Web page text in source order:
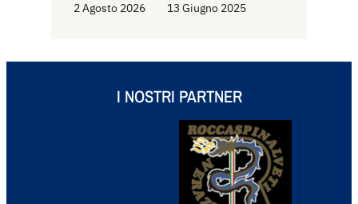
2 Agosto 2026 13 Giugno 2025
I NOSTRI PARTNER